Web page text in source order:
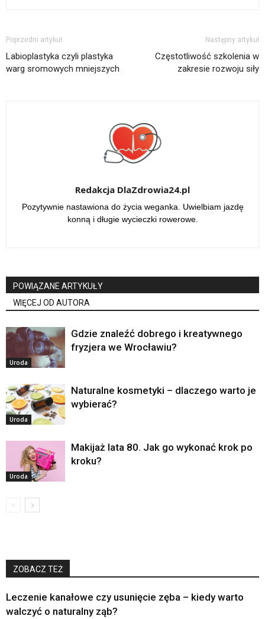
Poprzedni artykuł
Labioplastyka czyli plastyka
warg sromowych mniejszych
Następny artykuł
Częstotliwość szkolenia w
zakresie rozwoju siły
Redakcja DlaZdrowia24.pl
Pozytywnie nastawiona do życia weganka. Uwielbiam jazdę
konną i długie wycieczki rowerowe.
POWIĄZANE ARTYKUŁY
WIĘCEJ OD AUTORA
Uroda
Gdzie znaleźć dobrego i kreatywnego
fryzjera we Wrocławiu?
Uroda
Naturalne kosmetyki – dlaczego warto je
wybierać?
Uroda
Makijaż lata 80. Jak go wykonać krok po
kroku?
ZOBACZ TEŻ
Leczenie kanałowe czy usunięcie zęba – kiedy warto
walczyć o naturalny ząb?